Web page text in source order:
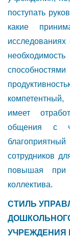
поступать
какие
исследованиях
компетентный,
имеет
общения с
благоприятный
сотрудников
повышая при
коллектива.
СТИЛЬ
УЧРЕЖДЕНИЯ